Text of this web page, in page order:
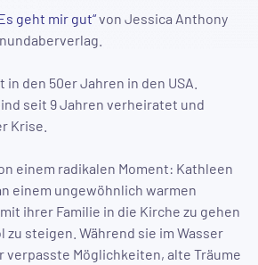
geht mir gut“von Jessica Anthony
den 50er Jahren in den USA.
seit 9 Jahren verheiratet und
Krise.
einem radikalen Moment: Kathleen
einem ungewöhnlich warmen
ihrer Familie in die Kirche zu gehen
zu steigen. Während sie im Wasser
Möglichkeiten, alte Träume